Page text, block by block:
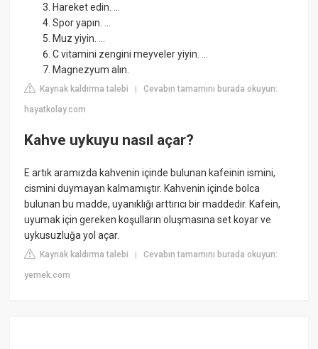
Hareket edin. ...
Spor yapın. ...
Muz yiyin. ...
C vitamini zengini meyveler yiyin. ...
Magnezyum alın.
Kaynak kaldırma talebi |Cevabın tamamını burada okuyun:
hayatkolay.com
Kahve uykuyu nasıl açar?
E artık aramızda kahvenin içinde bulunan kafeinin ismini,
cismini duymayan kalmamıştır. Kahvenin içinde bolca
bulunan bu madde, uyanıklığı arttırıcı bir maddedir. Kafein,
uyumak için gereken koşulların oluşmasına set koyar ve
uykusuzluğa yol açar.
Kaynak kaldırma talebi |Cevabın tamamını burada okuyun:
yemek.com